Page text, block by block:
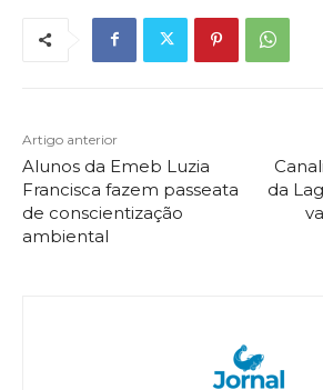
Artigo anterior
Alunos da Emeb Luzia
Francisca fazem passeata
de conscientização
ambiental
da